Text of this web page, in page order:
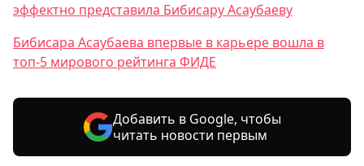
эффектно представила Бибисару Асаубаеву
Бибисара Асаубаева впервые в карьере вошла в
топ-5 мирового рейтинга ФИДЕ
Добавить в Google, чтобы
читать новости первым